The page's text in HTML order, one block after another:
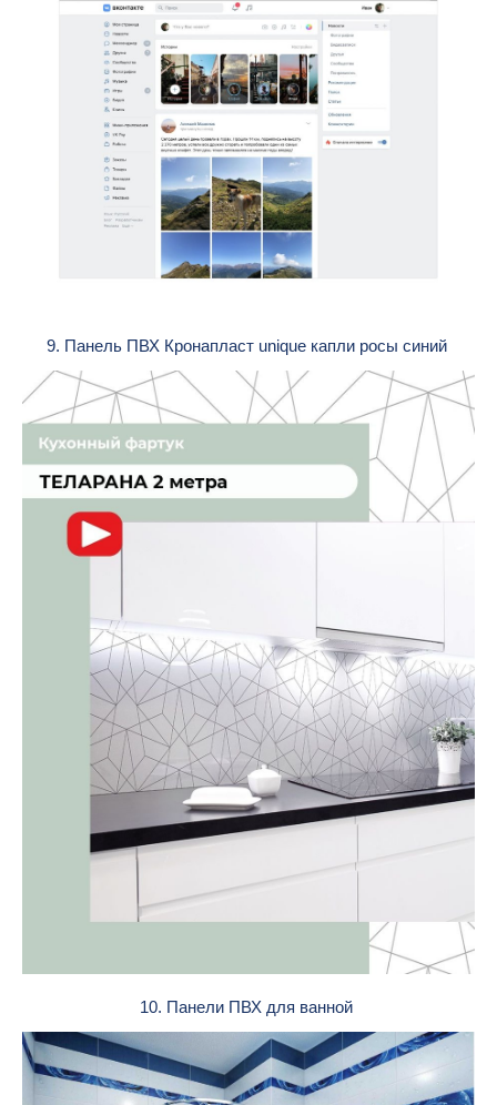
9. Панель ПВХ Кронапласт unique капли росы синий
10. Панели ПВХ для ванной